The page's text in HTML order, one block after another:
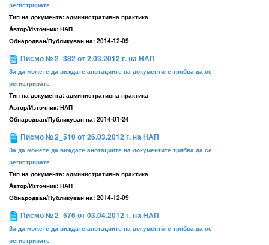
регистрирате
Тип на документа: административна практика
Aвтор/Източник: НАП
Обнародван/Публикуван на: 2014-12-09
Писмо № 2_382 от 2.03.2012 г. на НАП
За да можете да виждате анотациите на документите трябва да се
регистрирате
Тип на документа: административна практика
Aвтор/Източник: НАП
Обнародван/Публикуван на: 2014-01-24
Писмо № 2_510 от 26.03.2012 г. на НАП
За да можете да виждате анотациите на документите трябва да се
регистрирате
Тип на документа: административна практика
Aвтор/Източник: НАП
Обнародван/Публикуван на: 2014-12-09
Писмо № 2_576 от 03.04.2012 г. на НАП
За да можете да виждате анотациите на документите трябва да се
регистрирате